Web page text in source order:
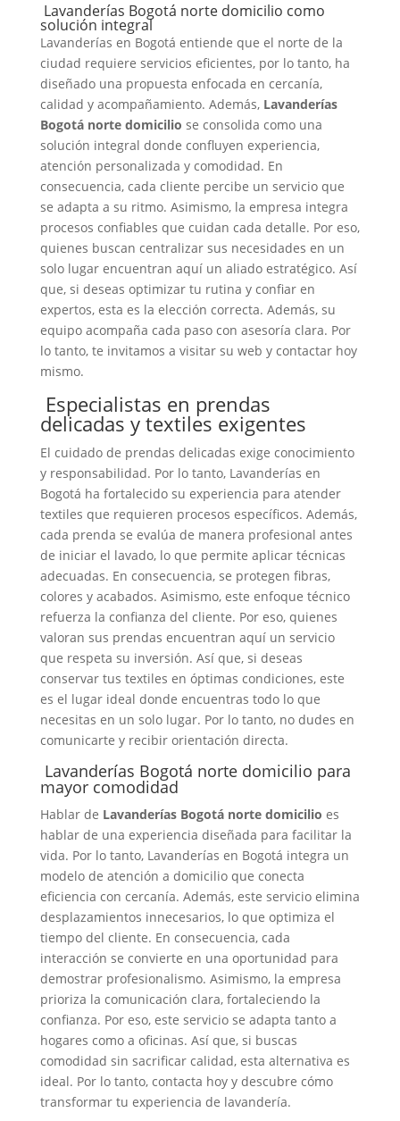
Lavanderías Bogotá norte domicilio como
solución integral
Lavanderías en Bogotá entiende que el norte de la
ciudad requiere servicios eficientes, por lo tanto, ha
diseñado una propuesta enfocada en cercanía,
calidad y acompañamiento. Además, Lavanderías
Bogotá norte domicilio se consolida como una
solución integral donde confluyen experiencia,
atención personalizada y comodidad. En
consecuencia, cada cliente percibe un servicio que
se adapta a su ritmo. Asimismo, la empresa integra
procesos confiables que cuidan cada detalle. Por eso,
quienes buscan centralizar sus necesidades en un
solo lugar encuentran aquí un aliado estratégico. Así
que, si deseas optimizar tu rutina y confiar en
expertos, esta es la elección correcta. Además, su
equipo acompaña cada paso con asesoría clara. Por
lo tanto, te invitamos a visitar su web y contactar hoy
mismo.
Especialistas en prendas
delicadas y textiles exigentes
El cuidado de prendas delicadas exige conocimiento
y responsabilidad. Por lo tanto, Lavanderías en
Bogotá ha fortalecido su experiencia para atender
textiles que requieren procesos específicos. Además,
cada prenda se evalúa de manera profesional antes
de iniciar el lavado, lo que permite aplicar técnicas
adecuadas. En consecuencia, se protegen fibras,
colores y acabados. Asimismo, este enfoque técnico
refuerza la confianza del cliente. Por eso, quienes
valoran sus prendas encuentran aquí un servicio
que respeta su inversión. Así que, si deseas
conservar tus textiles en óptimas condiciones, este
es el lugar ideal donde encuentras todo lo que
necesitas en un solo lugar. Por lo tanto, no dudes en
comunicarte y recibir orientación directa.
Lavanderías Bogotá norte domicilio para
mayor comodidad
Hablar de Lavanderías Bogotá norte domicilio es
hablar de una experiencia diseñada para facilitar la
vida. Por lo tanto, Lavanderías en Bogotá integra un
modelo de atención a domicilio que conecta
eficiencia con cercanía. Además, este servicio elimina
desplazamientos innecesarios, lo que optimiza el
tiempo del cliente. En consecuencia, cada
interacción se convierte en una oportunidad para
demostrar profesionalismo. Asimismo, la empresa
prioriza la comunicación clara, fortaleciendo la
confianza. Por eso, este servicio se adapta tanto a
hogares como a oficinas. Así que, si buscas
comodidad sin sacrificar calidad, esta alternativa es
ideal. Por lo tanto, contacta hoy y descubre cómo
transformar tu experiencia de lavandería.